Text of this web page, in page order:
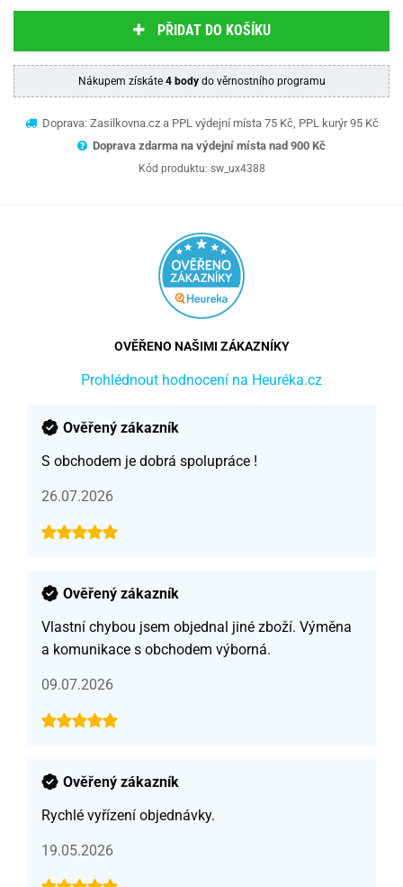
PŘIDAT DO KOŠÍKU
Nákupem získáte 4 bodydo věrnostního programu
Doprava: Zasilkovna.cz a PPL výdejní místa 75 Kč, PPL kurýr 95 Kč
Doprava zdarma na výdejní místa nad 900 Kč
Kód produktu: sw_ux4388
OVĚŘENO NAŠIMI ZÁKAZNÍKY
Prohlédnout hodnocení na Heuréka.cz
Ověřený zákazník
S obchodem je dobrá spolupráce !
26.07.2026
Ověřený zákazník
Vlastní chybou jsem objednal jiné zboží. Výměna
a komunikace s obchodem výborná.
09.07.2026
Ověřený zákazník
Rychlé vyřízení objednávky.
19.05.2026